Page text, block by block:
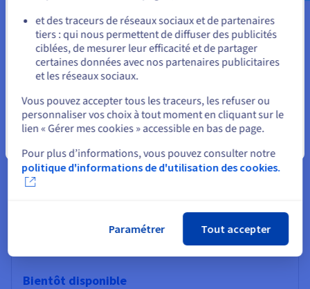
En savoir plus
Infrastructure dédiée, managée et isolée en salle
SecNumCloud (SNC)
99,95 % de SLA
Modulaire (vSphere, NSX, vSAN)
Cybersécurité et protection des données sensibles
Private VCF as-a-Service 1-AZ
Bientôt disponible
Rester sur le site actuel
Sélectionner un autre site web
et des traceurs de réseaux sociaux et de partenaires
tiers : qui nous permettent de diffuser des publicités
ciblées, de mesurer leur efficacité et de partager
certaines données avec nos partenaires publicitaires
et les réseaux sociaux.
Vous pouvez accepter tous les traceurs, les refuser ou
personnaliser vos choix à tout moment en cliquant sur le
lien « Gérer mes cookies » accessible en bas de page.
Pour plus d’informations, vous pouvez consulter notre
politique d'informations de d'utilisation des cookies.
Paramétrer Tout accepter